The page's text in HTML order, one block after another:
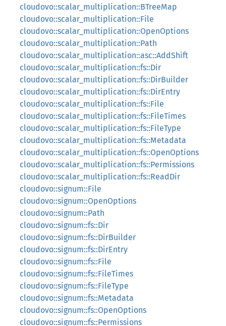
cloudovo::scalar_multiplication::BTreeMap
cloudovo::scalar_multiplication::File
cloudovo::scalar_multiplication::OpenOptions
cloudovo::scalar_multiplication::Path
cloudovo::scalar_multiplication::asc::AddShift
cloudovo::scalar_multiplication::fs::Dir
cloudovo::scalar_multiplication::fs::DirBuilder
cloudovo::scalar_multiplication::fs::DirEntry
cloudovo::scalar_multiplication::fs::File
cloudovo::scalar_multiplication::fs::FileTimes
cloudovo::scalar_multiplication::fs::FileType
cloudovo::scalar_multiplication::fs::Metadata
cloudovo::scalar_multiplication::fs::OpenOptions
cloudovo::scalar_multiplication::fs::Permissions
cloudovo::scalar_multiplication::fs::ReadDir
cloudovo::signum::File
cloudovo::signum::OpenOptions
cloudovo::signum::Path
cloudovo::signum::fs::Dir
cloudovo::signum::fs::DirBuilder
cloudovo::signum::fs::DirEntry
cloudovo::signum::fs::File
cloudovo::signum::fs::FileTimes
cloudovo::signum::fs::FileType
cloudovo::signum::fs::Metadata
cloudovo::signum::fs::OpenOptions
cloudovo::signum::fs::Permissions